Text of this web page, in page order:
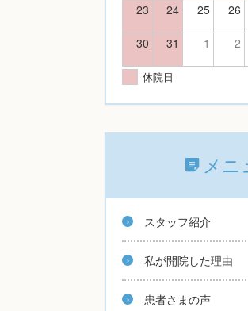
23 24 25 26
30 31 1 2
休院日
メニ
スタッフ紹介
私が開院した理由
患者さまの声